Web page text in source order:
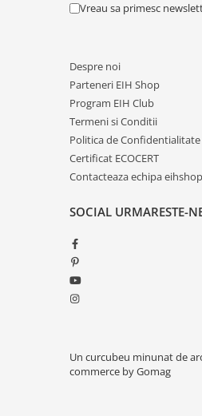
Vreau sa primesc
Despre noi
Parteneri EIH Shop
Program EIH Club
Termeni si Conditii
Politica de Confidentialitate
Certificat ECOCERT
Contacteaza echipa
SOCIAL URMARESTE-
Un curcubeu minunat de
commerce by Gomag